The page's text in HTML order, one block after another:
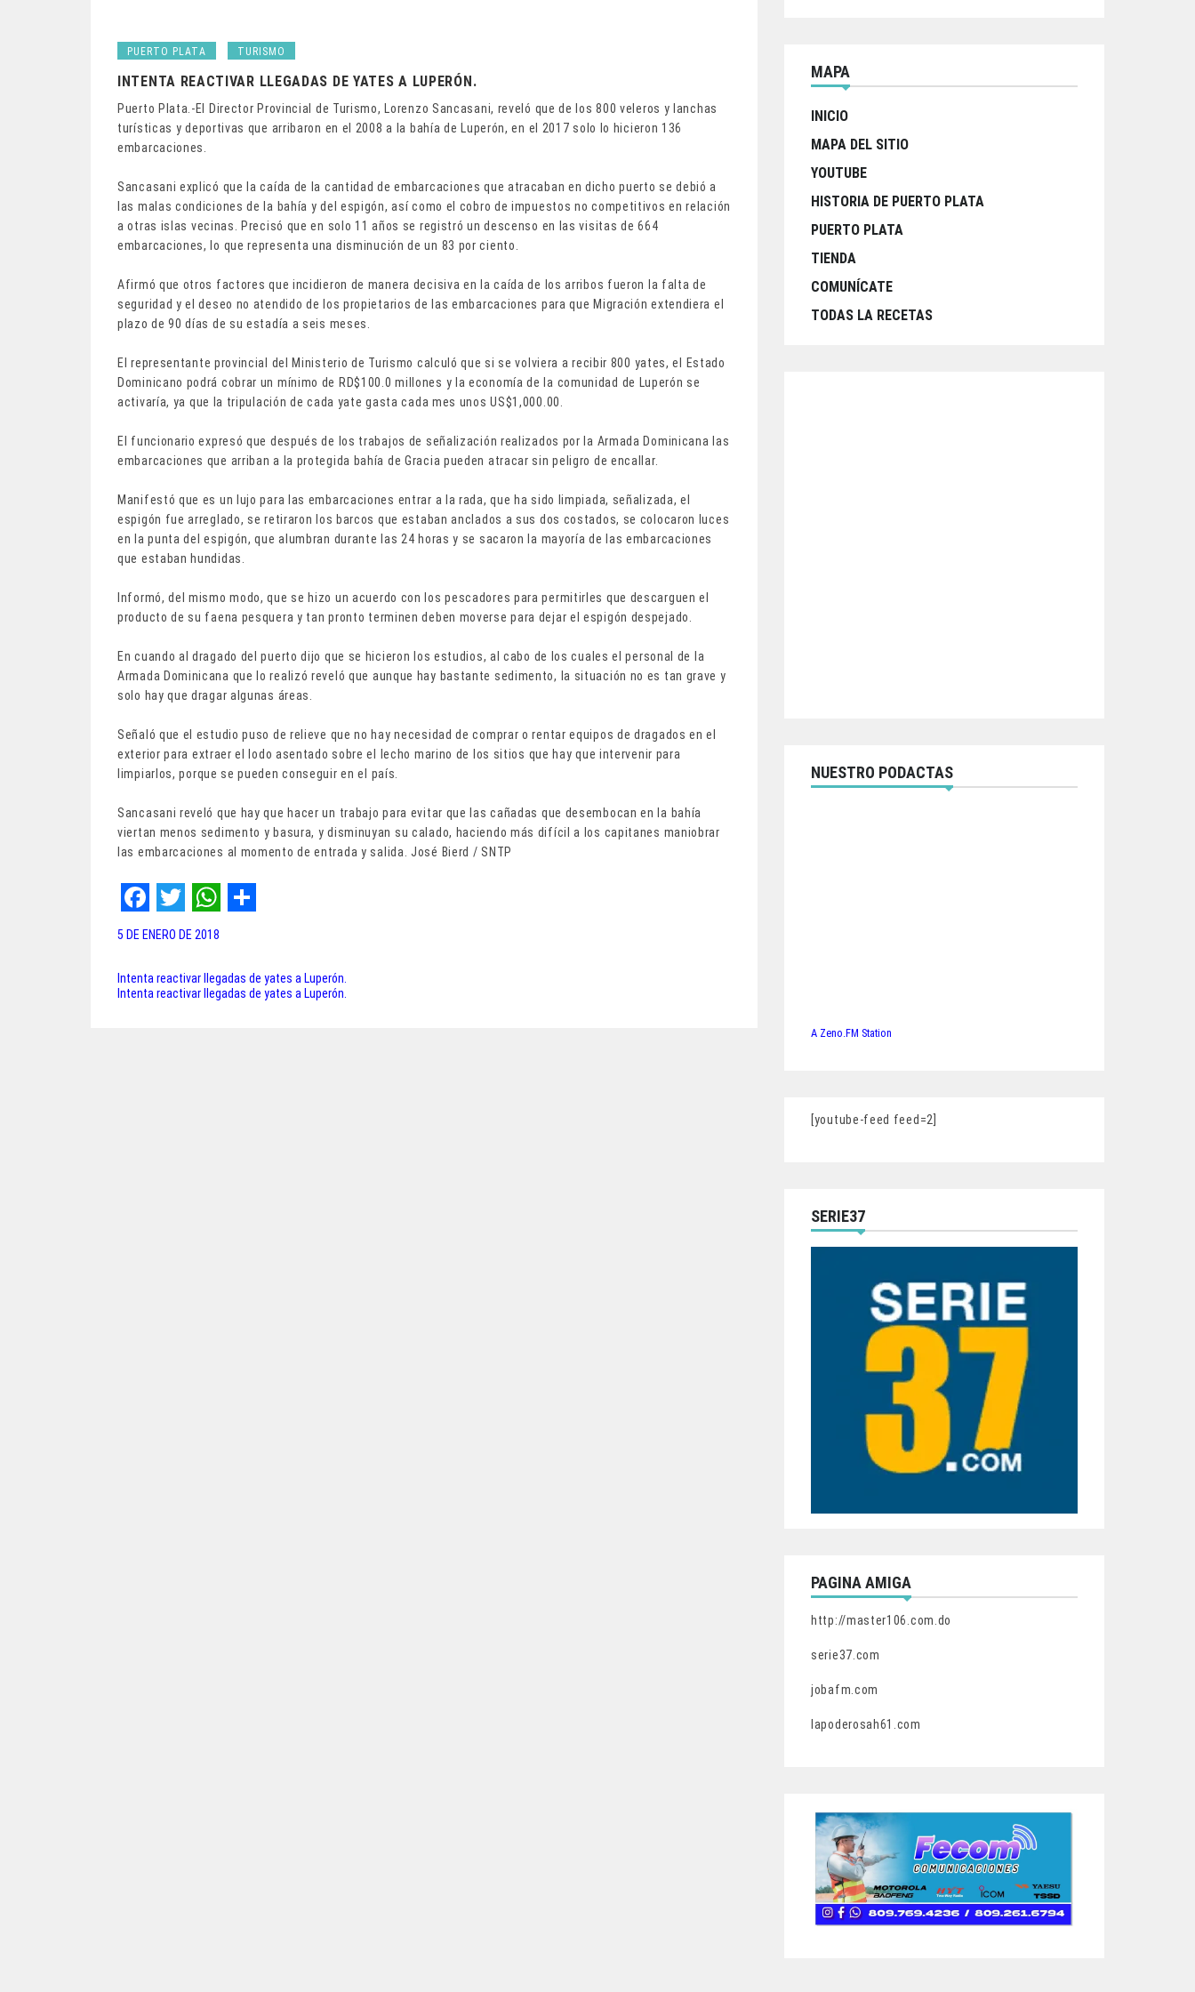
PUERTO PLATA TURISMO
INTENTA REACTIVAR LLEGADAS DE YATES A LUPERÓN.
Puerto Plata.-El Director Provincial de Turismo, Lorenzo Sancasani, reveló que de los 800 veleros y lanchas
turísticas y deportivas que arribaron en el 2008 a la bahía de Luperón, en el 2017 solo lo hicieron 136
embarcaciones.
Sancasani explicó que la caída de la cantidad de embarcaciones que atracaban en dicho puerto se debió a
las malas condiciones de la bahía y del espigón, así como el cobro de impuestos no competitivos en relación
a otras islas vecinas. Precisó que en solo 11 años se registró un descenso en las visitas de 664
embarcaciones, lo que representa una disminución de un 83 por ciento.
Afirmó que otros factores que incidieron de manera decisiva en la caída de los arribos fueron la falta de
seguridad y el deseo no atendido de los propietarios de las embarcaciones para que Migración extendiera el
plazo de 90 días de su estadía a seis meses.
El representante provincial del Ministerio de Turismo calculó que si se volviera a recibir 800 yates, el Estado
Dominicano podrá cobrar un mínimo de RD$100.0 millones y la economía de la comunidad de Luperón se
activaría, ya que la tripulación de cada yate gasta cada mes unos US$1,000.00.
El funcionario expresó que después de los trabajos de señalización realizados por la Armada Dominicana las
embarcaciones que arriban a la protegida bahía de Gracia pueden atracar sin peligro de encallar.
Manifestó que es un lujo para las embarcaciones entrar a la rada, que ha sido limpiada, señalizada, el
espigón fue arreglado, se retiraron los barcos que estaban anclados a sus dos costados, se colocaron luces
en la punta del espigón, que alumbran durante las 24 horas y se sacaron la mayoría de las embarcaciones
que estaban hundidas.
Informó, del mismo modo, que se hizo un acuerdo con los pescadores para permitirles que descarguen el
producto de su faena pesquera y tan pronto terminen deben moverse para dejar el espigón despejado.
En cuando al dragado del puerto dijo que se hicieron los estudios, al cabo de los cuales el personal de la
Armada Dominicana que lo realizó reveló que aunque hay bastante sedimento, la situación no es tan grave y
solo hay que dragar algunas áreas.
Señaló que el estudio puso de relieve que no hay necesidad de comprar o rentar equipos de dragados en el
exterior para extraer el lodo asentado sobre el lecho marino de los sitios que hay que intervenir para
limpiarlos, porque se pueden conseguir en el país.
Sancasani reveló que hay que hacer un trabajo para evitar que las cañadas que desembocan en la bahía
viertan menos sedimento y basura, y disminuyan su calado, haciendo más difícil a los capitanes maniobrar
las embarcaciones al momento de entrada y salida. José Bierd / SNTP
F
c
T
i
W
a
a
5 DE ENERO DE 2018
Navegación
Intenta reactivar llegadas de yates a Luperón.
Intenta reactivar llegadas de yates a Luperón.
MAPA
INICIO
MAPA DEL SITIO
YOUTUBE
HISTORIA DE PUERTO PLATA
PUERTO PLATA
TIENDA
COMUNÍCATE
TODAS LA RECETAS
NUESTRO PODACTAS
A Zeno.FM Station
[youtube-feed feed=2]
SERIE37
PAGINA AMIGA
http://master106.com.do
serie37.com
jobafm.com
lapoderosah61.com